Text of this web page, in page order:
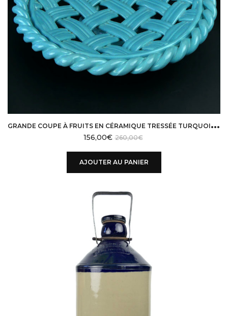
G
RANDE COUPE À FRUITS EN CÉRAMIQUE TRESSÉE TURQUOISE VALLAURIS ANNÉES 50
260,00€
156,00€
AJOUTER AU PANIER